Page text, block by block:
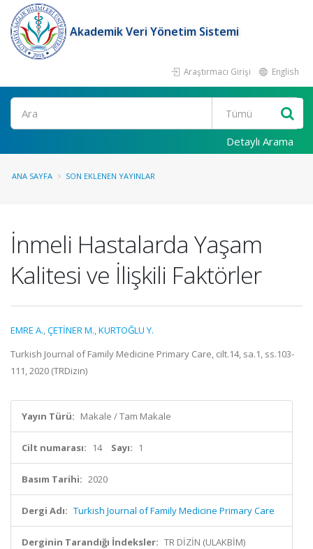
Akademik Veri Yönetim Sistemi
Araştırmacı Girişi English
Ara
Detaylı Arama
ANA SAYFA SON EKLENEN YAYINLAR
İnmeli Hastalarda Yaşam
Kalitesi ve İlişkili Faktörler
EMRE A.,ÇETİNER M.,KURTOĞLU Y.
Turkish Journal of Family Medicine Primary Care, cilt.14, sa.1, ss.103-
111, 2020 (TRDizin)
Yayın Türü: Makale / Tam Makale
Cilt numarası: 14 Sayı: 1
Basım Tarihi: 2020
Dergi Adı: Turkish Journal of Family Medicine Primary Care
Derginin Tarandığı İndeksler: TR DİZİN (ULAKBİM)